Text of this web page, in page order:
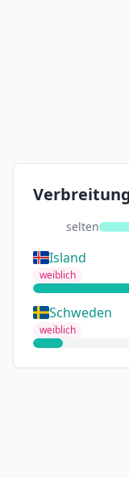
Verbreitung
selten
Island
weiblich
Schweden
weiblich